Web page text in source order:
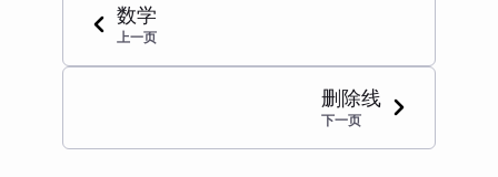
数学
上一页
删除线
下一页